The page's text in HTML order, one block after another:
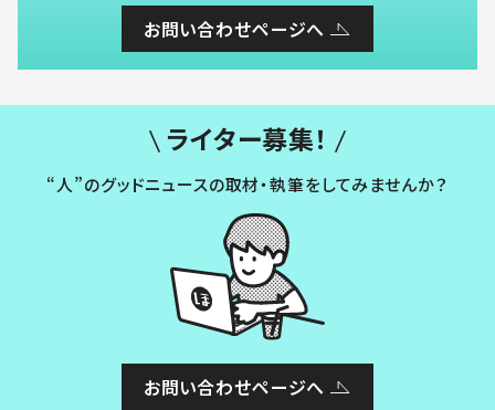
お問い合わせページへ
ライター募集！
“人”のグッドニュースの取材・執筆をしてみませんか？
お問い合わせページへ